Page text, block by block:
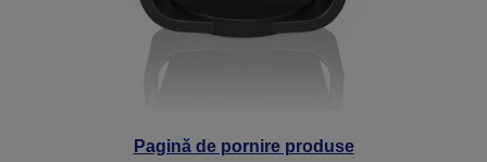
Pagină de pornire produse